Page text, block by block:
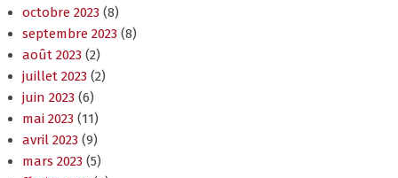
octobre 2023 (8)
septembre 2023 (8)
août 2023 (2)
juillet 2023 (2)
juin 2023 (6)
mai 2023 (11)
avril 2023 (9)
mars 2023 (5)